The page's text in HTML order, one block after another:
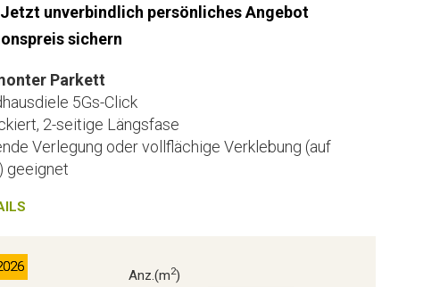
unverbindlich persönliches Angebot
sichern
Parkett
5Gs-Click
2-seitige Längsfase
Verlegung oder vollflächige Verklebung (auf
geeignet
Anz.(m2)